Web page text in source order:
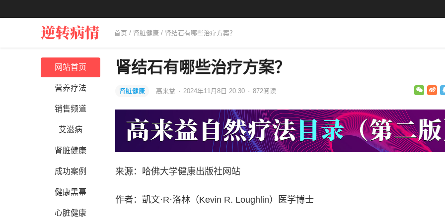
首页 / 肾脏健康 / 肾结石有哪些治疗方案？
网站首页
营养疗法
销售频道
艾滋病
肾脏健康
成功案例
健康黑幕
心脏健康
肾结石有哪些治疗方案？
肾脏健康 高来益 · 2024年11月8日 20:30 · 872阅读
来源：哈佛大学健康出版社网站
作者：凱文·R·洛林（Kevin R. Loughlin）医学博士